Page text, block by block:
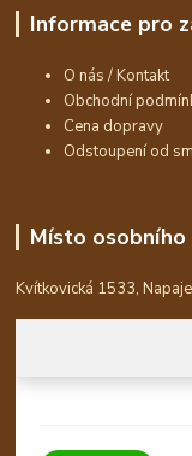
Informace pro
O nás / Kontakt
Obchodní
Cena dopravy
Odstoupení od
Místo
Kvítkovická 1533,